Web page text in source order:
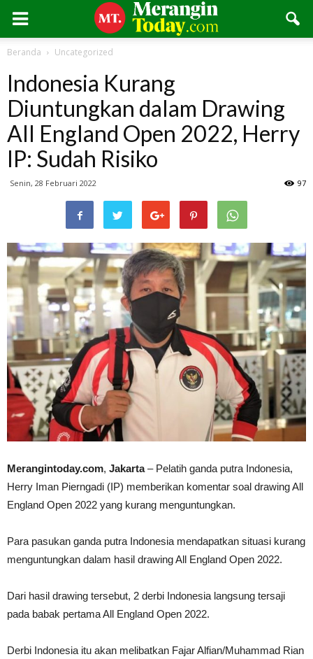
Beranda Uncategorized
Indonesia Kurang
Diuntungkan dalam Drawing
All England Open 2022, Herry
IP: Sudah Risiko
Senin, 28 Februari 2022 97
Merangintoday.com, Jakarta– Pelatih ganda putra Indonesia,
Herry Iman Pierngadi (IP) memberikan komentar soal drawing All
England Open 2022 yang kurang menguntungkan.
Para pasukan ganda putra Indonesia mendapatkan situasi kurang
menguntungkan dalam hasil drawing All England Open 2022.
Dari hasil drawing tersebut, 2 derbi Indonesia langsung tersaji
pada babak pertama All England Open 2022.
Derbi Indonesia itu akan melibatkan Fajar Alfian/Muhammad Rian